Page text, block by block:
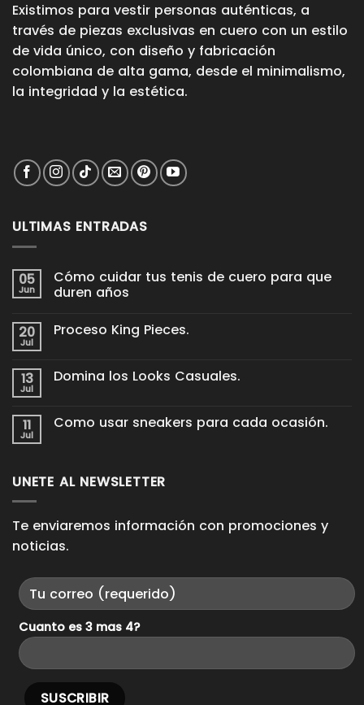
Existimos para vestir personas auténticas, a
través de piezas exclusivas en cuero con un estilo
de vida único, con diseño y fabricación
colombiana de alta gama, desde el minimalismo,
la integridad y la estética.
ULTIMAS ENTRADAS
05
Jun
Cómo cuidar tus tenis de cuero para que
duren años
comentarios
tus
tenis
que
20
Jul
Proceso King Pieces.
en
13
Jul
Domina los Looks Casuales.
en
11
Jul
Como usar sneakers para cada ocasión.
Como
cada
ocasión.
UNETE AL NEWSLETTER
Te enviaremos información con promociones y
noticias.
Cuanto es 3 mas 4?